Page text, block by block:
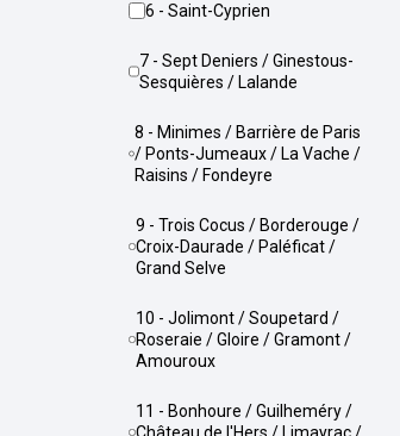
6 - Saint-Cyprien
7 - Sept Deniers / Ginestous-
Sesquières / Lalande
8 - Minimes / Barrière de Paris
/ Ponts-Jumeaux / La Vache /
Raisins / Fondeyre
9 - Trois Cocus / Borderouge /
Croix-Daurade / Paléficat /
Grand Selve
10 - Jolimont / Soupetard /
Roseraie / Gloire / Gramont /
Amouroux
11 - Bonhoure / Guilheméry /